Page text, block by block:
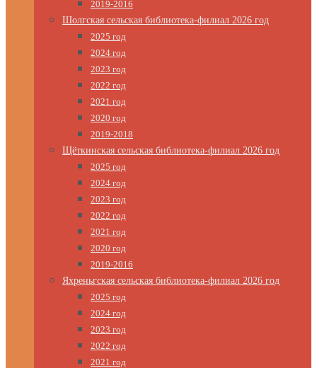
2019-2016
Шолгская сельская библиотека-филиал 2026 год
2025 год
2024 год
2023 год
2022 год
2021 год
2020 год
2019-2018
Щёткинская сельская библиотека-филиал 2026 год
2025 год
2024 год
2023 год
2022 год
2021 год
2020 год
2019-2016
Яхреньгская сельская библиотека-филиал 2026 год
2025 год
2024 год
2023 год
2022 год
2021 год